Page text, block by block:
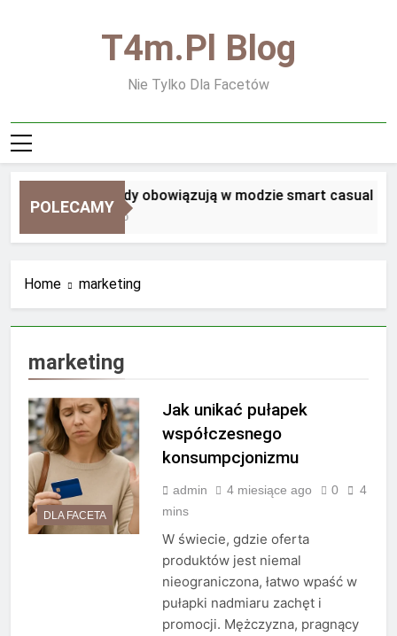
T4m.pl Blog
Nie Tylko Dla Facetów
POLECAMY
Jakie zasady obowiązują w modzie smart casual
Home marketing
marketing
DLA FACETA
Jak unikać pułapek
współczesnego
konsumpcjonizmu
admin 4 miesiące ago 0
4
mins
W świecie, gdzie oferta
produktów jest niemal
nieograniczona, łatwo wpaść w
pułapki nadmiaru zachęt i
promocji. Mężczyzna, pragnący